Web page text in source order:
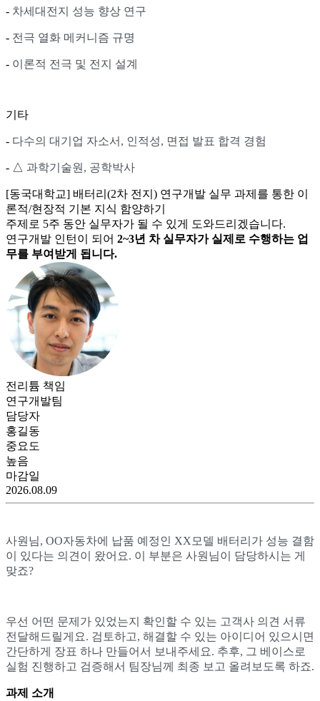
- 차세대전지 성능 향상 연구
- 전극 열화 메커니즘 규명
- 이론적 전극 및 전지 설계
기타
- 다수의 대기업 자소서, 인적성, 면접 발표 합격 경험
- △ 과학기술원, 공학박사
[동국대학교] 배터리(2차 전지) 연구개발 실무 과제를 통한 이
론적/현장적 기본 지식 함양하기
주제로 5주 동안 실무자가 될 수 있게 도와드리겠습니다.
연구개발 인턴이 되어 2~3년 차 실무자가 실제로 수행하는 업
무를 부여받게 됩니다.
전리튬 책임
연구개발팀
담당자
홍길동
중요도
높음
마감일
2026.08.09
사원님, OO자동차에 납품 예정인 XX모델 배터리가 성능 결함
이 있다는 의견이 왔어요. 이 부분은 사원님이 담당하시는 게
맞죠?
우선 어떤 문제가 있었는지 확인할 수 있는 고객사 의견 서류
전달해드릴게요. 검토하고, 해결할 수 있는 아이디어 있으시면
간단하게 장표 하나 만들어서 보내주세요. 추후, 그 베이스로
실험 진행하고 검증해서 팀장님께 최종 보고 올려보도록 하죠.
과제 소개